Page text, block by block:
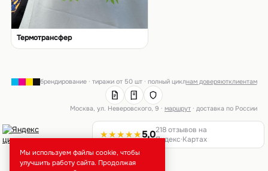
Термотрансфер
брендирование · тиражи от 50 шт · полный циклнам доверяютклиентам
Москва, ул. Неверовского, 9 ·маршрут · доставка по России
★★★★★5,0218 отзывов на
Яндекс·Картах
Мы используем файлы cookie, чтобы
улучшить работу сайта. Продолжая